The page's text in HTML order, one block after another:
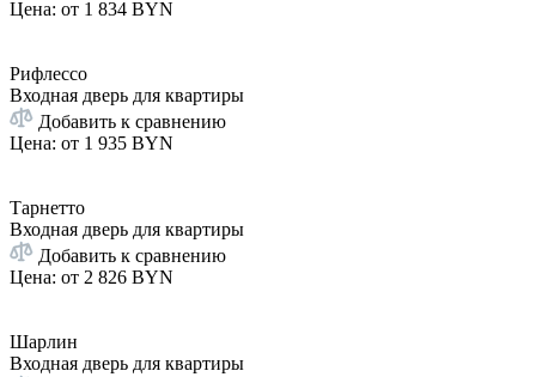
Цена: от 1 834 BYN
Рифлессо
Входная дверь для квартиры
Добавить к сравнению
Цена: от 1 935 BYN
Тарнетто
Входная дверь для квартиры
Добавить к сравнению
Цена: от 2 826 BYN
Шарлин
Входная дверь для квартиры